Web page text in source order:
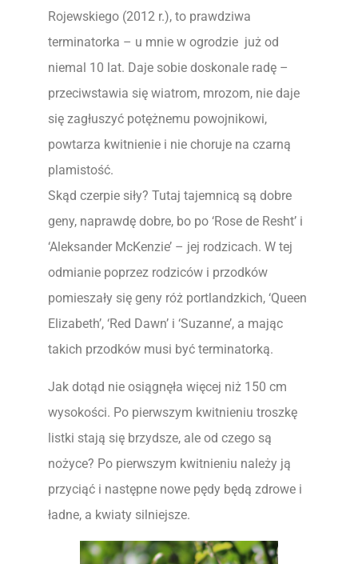
Rojewskiego (2012 r.), to prawdziwa
terminatorka – u mnie w ogrodzie już od
niemal 10 lat. Daje sobie doskonale radę –
przeciwstawia się wiatrom, mrozom, nie daje
się zagłuszyć potężnemu powojnikowi,
powtarza kwitnienie i nie choruje na czarną
plamistość.
Skąd czerpie siły? Tutaj tajemnicą są dobre
geny, naprawdę dobre, bo po ‘Rose de Resht’ i
‘Aleksander McKenzie’ – jej rodzicach. W tej
odmianie poprzez rodziców i przodków
pomieszały się geny róż portlandzkich, ‘Queen
Elizabeth’, ‘Red Dawn’ i ‘Suzanne’, a mając
takich przodków musi być terminatorką.
Jak dotąd nie osiągnęła więcej niż 150 cm
wysokości. Po pierwszym kwitnieniu troszkę
listki stają się brzydsze, ale od czego są
nożyce? Po pierwszym kwitnieniu należy ją
przyciąć i następne nowe pędy będą zdrowe i
ładne, a kwiaty silniejsze.